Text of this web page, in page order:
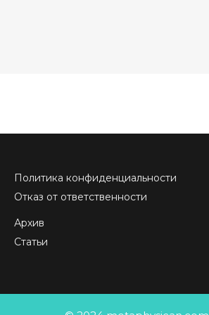
Политика конфиденциальности
Отказ от ответственности
Архив
Статьи